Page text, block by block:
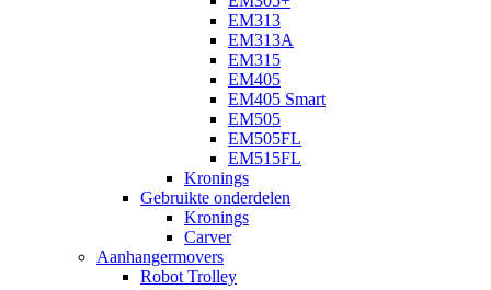
EM313
EM313A
EM315
EM405
EM405 Smart
EM505
EM505FL
EM515FL
Kronings
Gebruikte onderdelen
Kronings
Carver
Aanhangermovers
Robot Trolley